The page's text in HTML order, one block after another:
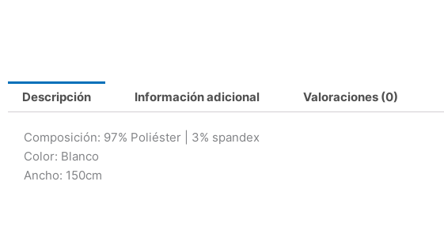
Descripción Información adicional Valoraciones (0)
Composición: 97% Poliéster | 3% spandex
Color: Blanco
Ancho: 150cm